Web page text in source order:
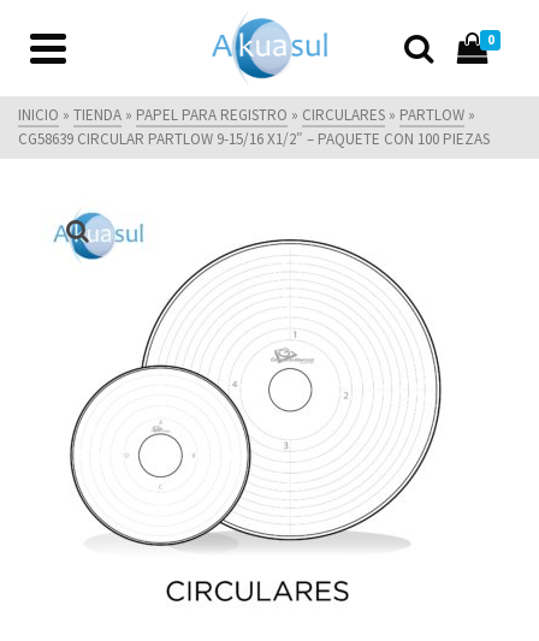
0
INICIO » TIENDA » PAPEL PARA REGISTRO » CIRCULARES » PARTLOW »
CG58639 CIRCULAR PARTLOW 9-15/16 X1/2″ – PAQUETE CON 100 PIEZAS